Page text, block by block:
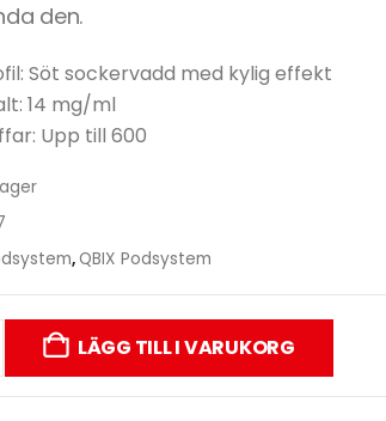
den.
Söt sockervadd med kylig effekt
14 mg/ml
Upp till 600
,QBIX Podsystem
LÄGG TILL I VARUKORG